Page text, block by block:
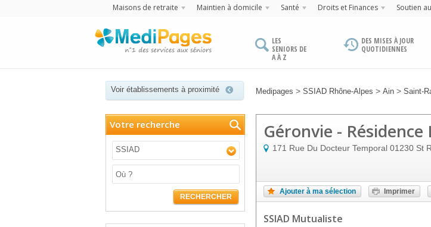
Maisons de retraite Maintien à domicile Santé Droits et Finances Soutien
LES
SENIORS DE
A À Z
DES MISES À JOUR
QUOTIDIENNES
Voir établissements à proximité Medipages > SSIAD Rhône-Alpes > Ain > Saint-
Votre recherche
SSIAD
RECHERCHER
Géronvie - Résidence
171 Rue Du Docteur Temporal 01230 St
Ajouter à ma sélection Imprimer
SSIAD Mutualiste